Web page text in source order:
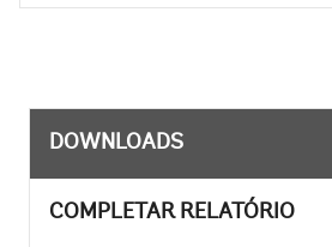
DOWNLOADS
COMPLETAR RELATÓRIO